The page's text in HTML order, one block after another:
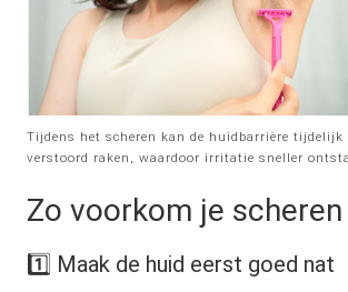
Tijdens het scheren kan de huidbarrière tijdelijk
verstoord raken, waardoor irritatie sneller
Zo voorkom je
1️⃣ Maak de huid eerst goed nat